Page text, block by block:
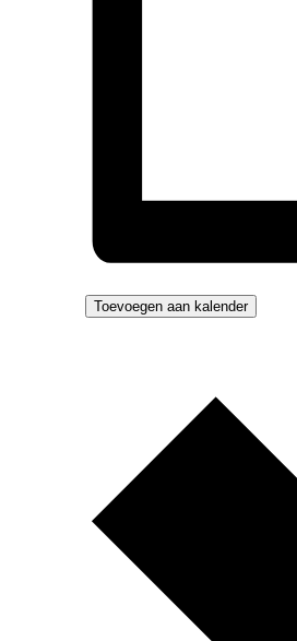
Toevoegen aan kalender